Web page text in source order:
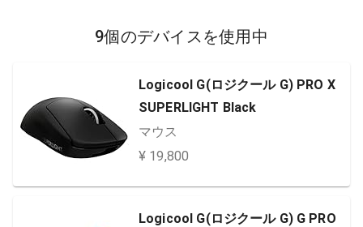
9個のデバイスを使用中
Logicool G(ロジクール G) PRO X
SUPERLIGHT Black
マウス
¥ 19,800
Logicool G(ロジクール G) G PRO